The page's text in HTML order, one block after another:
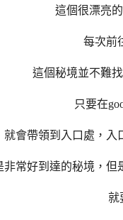
這個很漂亮
每次前
這個秘境並不難
只要在
就會帶領到入口處，入
非常好到達的秘境，但
就